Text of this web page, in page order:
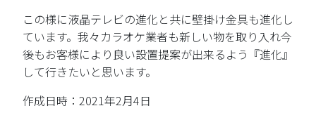
この様に液晶テレビの進化と共に壁掛け金具も進化し
ています。我々カラオケ業者も新しい物を取り入れ今
後もお客様により良い設置提案が出来るよう『進化』
して行きたいと思います。
作成日時：2021年2月4日